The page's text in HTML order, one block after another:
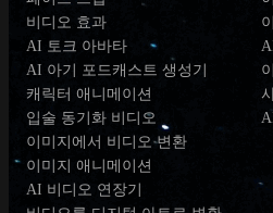
비디오 효과
AI 토크 아바타
AI 아기 포드캐스트 생성기
캐릭터 애니메이션
입술 동기화 비디오
이미지에서 비디오 변환
이미지 애니메이션
AI 비디오 연장기